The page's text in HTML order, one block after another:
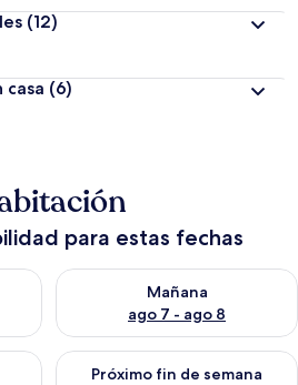
t
a
e
v
i
a
o
(12)
(6)
para estas fechas
hoy ago 6 - ago 7
Mañana
ago 7 - ago 8
Consulta la disponibilidad
para este fin de semana ago 7 -
Próximo fin de semana
Consulta la disponibilidad